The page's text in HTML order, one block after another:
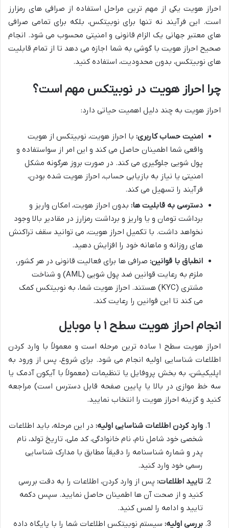
احراز هویت یکی از مهم ترین مراحل استفاده از صرافی های رمزارز
است. این فرآیند نه تنها برای نوبیتکس، بلکه برای تمامی صرافی
های معتبر جهانی یک الزام قانونی و امنیتی محسوب می شود. انجام
صحیح احراز هویت با گوشی به شما اجازه می دهد تا از تمام قابلیت
های نوبیتکس، بدون محدودیت، استفاده کنید.
چرا احراز هویت در نوبیتکس مهم است؟
احراز هویت به چند دلیل اهمیت حیاتی دارد:
امنیت حساب کاربری: با احراز هویت، نوبیتکس از هویت
واقعی شما اطمینان حاصل می کند و این امر از سواستفاده و
پول شویی جلوگیری می کند. در صورت بروز هرگونه مشکل
امنیتی یا نیاز به بازیابی حساب، احراز هویت شده بودن،
فرآیند را تسهیل می کند.
دسترسی به قابلیت ها: بدون احراز هویت، امکان واریز و
برداشت تومان و یا واریز و برداشت رمزارز در مقادیر بالا وجود
نخواهد داشت. با تکمیل احراز هویت، می توانید سقف تراکنش
های روزانه و ماهانه خود را افزایش دهید.
انطباق با قوانین: صرافی ها برای فعالیت قانونی در هر کشور،
ملزم به رعایت قوانین ضد پول شویی (AML) و شناخت
مشتری (KYC) هستند. احراز هویت شما، به نوبیتکس کمک
می کند تا این قوانین را رعایت کند.
انجام احراز هویت سطح ۱ با موبایل
احراز هویت سطح ۱ ساده ترین مرحله است و معمولاً با وارد کردن
اطلاعات شناسایی اولیه انجام می شود. برای شروع، پس از ورود به
اپلیکیشن، به بخش پروفایل یا تنظیمات (معمولاً با آیکون آدمک یا
سه خط موازی در بالا یا پایین صفحه قابل دسترس است) مراجعه
کنید و گزینه احراز هویت را انتخاب نمایید.
وارد کردن اطلاعات شناسایی اولیه: در این مرحله، باید اطلاعات
شخصی خود شامل نام، نام خانوادگی، کد ملی، تاریخ تولد، نام
پدر و شماره شناسنامه را دقیقاً مطابق با مدارک شناسایی
رسمی خود وارد کنید.
تایید اطلاعات: پس از وارد کردن، اطلاعات را به دقت بررسی
کنید و از صحت آن ها اطمینان حاصل نمایید. سپس دکمه
تایید و ادامه را لمس کنید.
بررسی اولیه: سیستم نوبیتکس اطلاعات شما را با پایگاه داده